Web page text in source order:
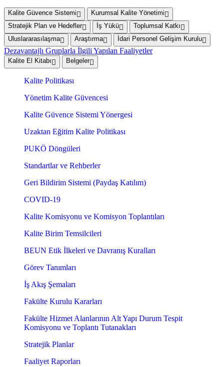
Kalite Güvence Sistemi
Kurumsal Kalite Yönetimi
Stratejik Plan ve Hedefler
İş Yükü
Toplumsal Katkı
Uluslararasılaşma
Araştırma İdari Personel Gelişim Kurulu
Dezavantajlı Gruplarla İlgili Yapılan Faaliyetler
Kalite El Kitabı Belgeler
Kalite Politikası
Yönetim Kalite Güvencesi
Kalite Güvence Sistemi Yönergesi
Uzaktan Eğitim Kalite Politikası
PUKÖ Döngüleri
Standartlar ve Rehberler
Geri Bildirim Sistemi (Paydaş Katılım)
COVID-19
Kalite Komisyonu ve Komisyon Toplantıları
Kalite Birim Temsilcileri
BEUN Etik İlkeleri ve Davranış Kuralları
Görev Tanımları
İş Akış Şemaları
Fakülte Kurulu Kararları
Fakülte Hizmet Alanlarının Alt Yapı Durum Tespit
Komisyonu ve Toplantı Tutanakları
Stratejik Planlar
Faaliyet Raporları